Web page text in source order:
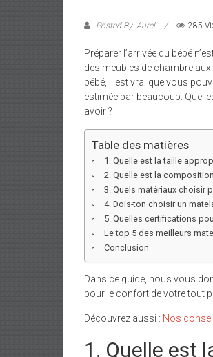
Posted By: Aurel 285
Préparer l’arrivée du bébé
des meubles de chambre
bébé, il est vrai que vous
estimée par beaucoup. Quel
avoir ?
Table des matières
1. Quelle est la taille
2. Quelle est la
3. Quels matériaux choisir
4. Dois-ton choisir un
5. Quelles certifications
Le top 5 des meilleurs
Conclusion
Dans ce guide, nous vous
pour le confort de votre tout
Découvrez aussi : Nos
1. Quelle est